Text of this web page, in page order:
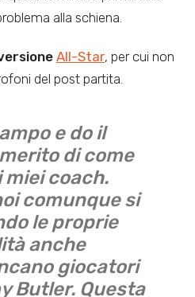
alla schiena.
All-Star, per cui non
del post partita.
e do il
di come
miei coach.
comunque si
le proprie
anche
giocatori
Butler. Questa